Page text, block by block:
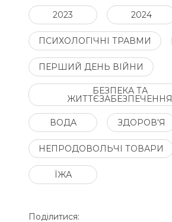
Поділитися:
2023 2024
ПСИХОЛОГІЧНІ ТРАВМИ
ПЕРШИЙ ДЕНЬ ВІЙНИ
БЕЗПЕКА ТА
ЖИТТЄЗАБЕЗПЕЧЕННЯ
ВОДА ЗДОРОВ'Я
НЕПРОДОВОЛЬЧІ ТОВАРИ
ЇЖА